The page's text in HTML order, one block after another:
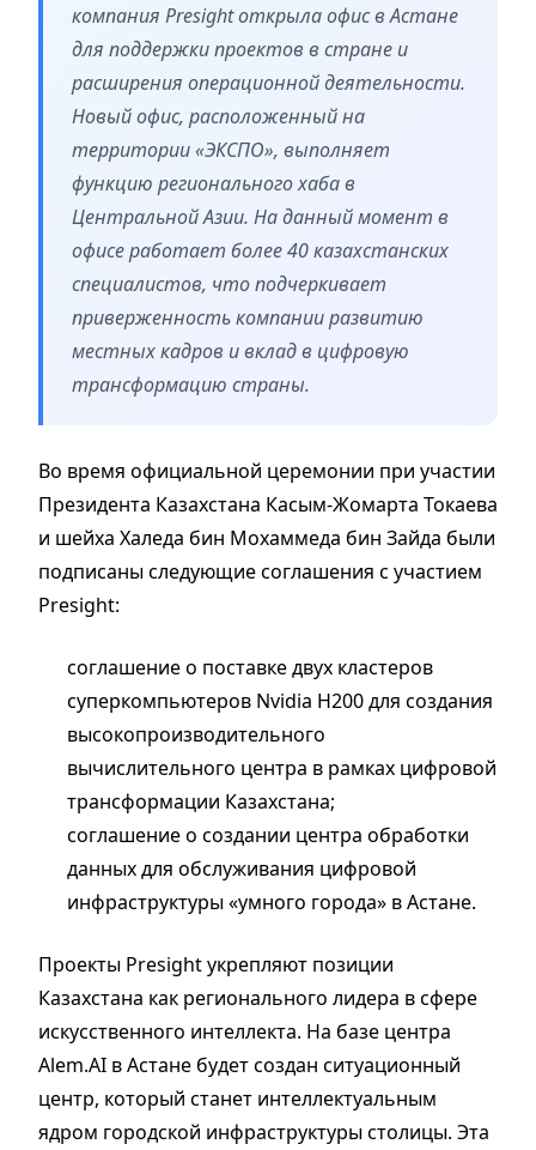
компания Presight открыла офис в Астане
для поддержки проектов в стране и
расширения операционной деятельности.
Новый офис, расположенный на
территории «ЭКСПО», выполняет
функцию регионального хаба в
Центральной Азии. На данный момент в
офисе работает более 40 казахстанских
специалистов, что подчеркивает
приверженность компании развитию
местных кадров и вклад в цифровую
трансформацию страны.
Во время официальной церемонии при участии
Президента Казахстана Касым-Жомарта Токаева
и шейха Халеда бин Мохаммеда бин Зайда были
подписаны следующие соглашения с участием
Presight:
соглашение о поставке двух кластеров
суперкомпьютеров Nvidia H200 для создания
высокопроизводительного
вычислительного центра в рамках цифровой
трансформации Казахстана;
соглашение о создании центра обработки
данных для обслуживания цифровой
инфраструктуры «умного города» в Астане.
Проекты Presight укрепляют позиции
Казахстана как регионального лидера в сфере
искусственного интеллекта. На базе центра
Alem.AI в Астане будет создан ситуационный
центр, который станет интеллектуальным
ядром городской инфраструктуры столицы. Эта